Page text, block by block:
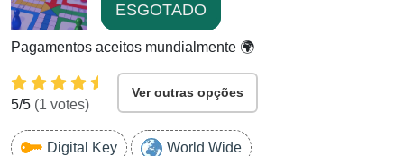
ESGOTADO
Pagamentos aceitos mundialmente 🌍
5/5 (1 votes)
Ver outras opções
Digital Key World Wide